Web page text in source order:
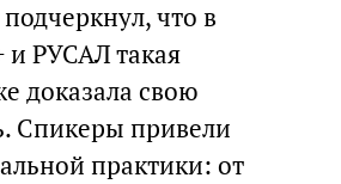
что в
РУСАЛ такая
доказала свою
Спикеры привели
практики: от